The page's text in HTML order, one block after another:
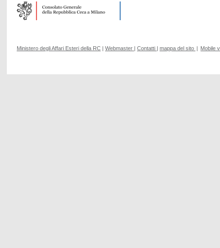
Ministero degli Affari Esteri della RC Webmaster Contatti mappa del sito Mobile